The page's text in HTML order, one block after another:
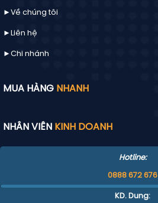
►Về chúng tôi
► Liên hệ
►Chi nhánh
MUA HÀNG NHANH
NHÂN VIÊN KINH DOANH
Hotline:
0888 672 676
KD. Dung: